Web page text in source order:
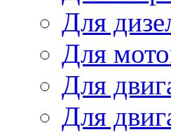
Для
Для
Для
Для